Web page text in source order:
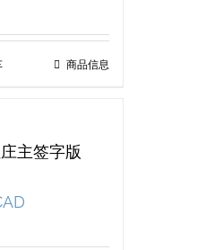
商品信息
主签字版